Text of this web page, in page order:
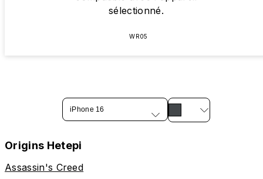
sélectionné.
WR05
iPhone 16
Origins Hetepi
Assassin's Creed